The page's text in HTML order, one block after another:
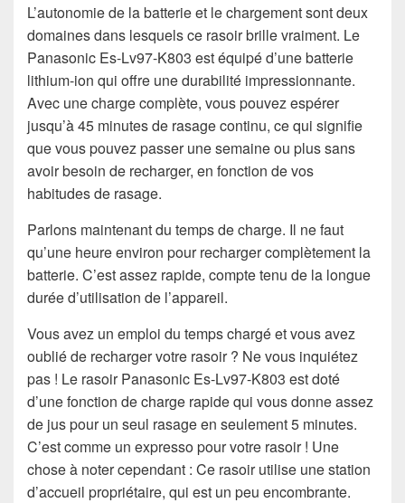
L’autonomie de la batterie et le chargement sont deux
domaines dans lesquels ce rasoir brille vraiment. Le
Panasonic Es-Lv97-K803 est équipé d’une batterie
lithium-ion qui offre une durabilité impressionnante.
Avec une charge complète, vous pouvez espérer
jusqu’à 45 minutes de rasage continu, ce qui signifie
que vous pouvez passer une semaine ou plus sans
avoir besoin de recharger, en fonction de vos
habitudes de rasage.
Parlons maintenant du temps de charge. Il ne faut
qu’une heure environ pour recharger complètement la
batterie. C’est assez rapide, compte tenu de la longue
durée d’utilisation de l’appareil.
Vous avez un emploi du temps chargé et vous avez
oublié de recharger votre rasoir ? Ne vous inquiétez
pas ! Le rasoir Panasonic Es-Lv97-K803 est doté
d’une fonction de charge rapide qui vous donne assez
de jus pour un seul rasage en seulement 5 minutes.
C’est comme un expresso pour votre rasoir ! Une
chose à noter cependant : Ce rasoir utilise une station
d’accueil propriétaire, qui est un peu encombrante.